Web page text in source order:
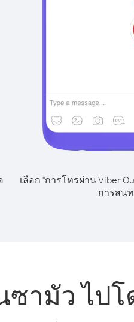
เลือก "การโทรผ่าน Viber
การสน
ซามัว ไป